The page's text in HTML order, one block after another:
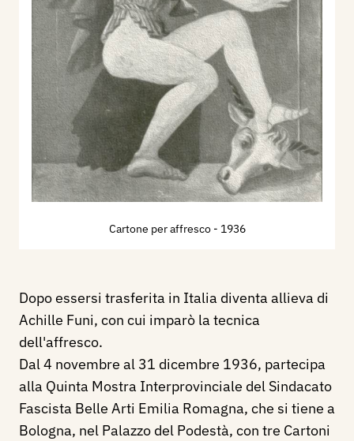
Cartone per affresco - 1936
Dopo essersi trasferita in Italia diventa allieva di
Achille Funi, con cui imparò la tecnica
dell'affresco.
Dal 4 novembre al 31 dicembre 1936, partecipa
alla Quinta Mostra Interprovinciale del Sindacato
Fascista Belle Arti Emilia Romagna, che si tiene a
Bologna, nel Palazzo del Podestà, con tre Cartoni